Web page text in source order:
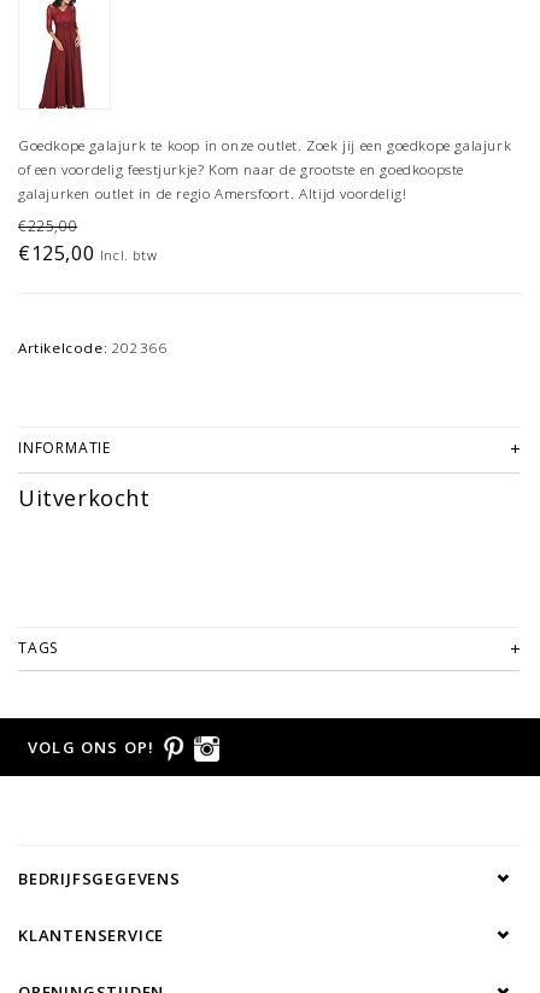
Goedkope galajurk te koop in onze outlet. Zoek jij een goedkope galajurk
of een voordelig feestjurkje? Kom naar de grootste en goedkoopste
galajurken outlet in de regio Amersfoort. Altijd voordelig!
€225,00
€125,00 Incl. btw
Artikelcode: 202366
INFORMATIE
Uitverkocht
TAGS
VOLG ONS OP!
BEDRIJFSGEGEVENS
KLANTENSERVICE